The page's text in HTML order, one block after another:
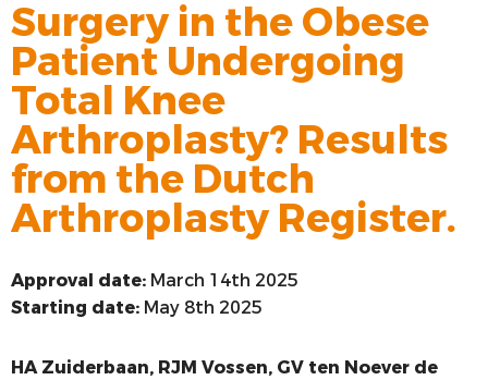
VOORSTE KRUISBAND
SYNTHETISEREN VAN LROI-DATA
Surgery in the Obese
Patient Undergoing
Total Knee
Arthroplasty? Results
from the Dutch
Arthroplasty Register.
Approval date: March 14th 2025
Starting date: May 8th 2025
HA Zuiderbaan, RJM Vossen, GV ten Noever de